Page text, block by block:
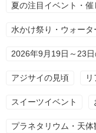
夏の注目イベント・催
水かけ祭り・ウォータ
2026年9月19日～23
アジサイの見頃
スイーツイベント
プラネタリウム・天体